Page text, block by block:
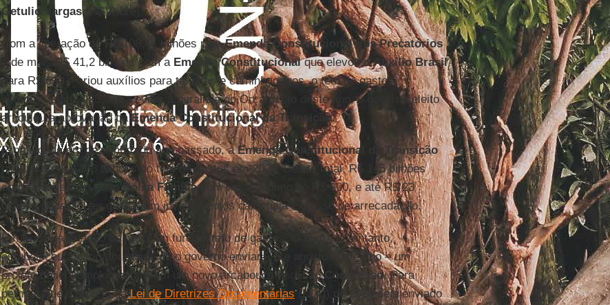
Getulio Vargas(FGV-Ibre).
Com a liberação de R$ 108,46 bilhões pelaEmenda Constitucional dos Precatórios
e de mais R$ 41,2 bilhões com a Emenda Constitucionalque elevou oAuxílio Brasil
para R$ 600 e criou auxílios para taxistas e caminhoneiros, o teto de gastos
estouraria em 2023. Para evitar a paralisia do Orçamento deste ano, o governo eleito
articulou a aprovação daEmenda Constitucional da Transição.
Promulgada em dezembro do ano passado, aEmenda Constitucional da Transição
excluiu até R$ 168 bilhões do teto de gastos em 2023. Desse total, R$ 145 bilhões
correspondem ao novoBolsa Famíliacom valor mínimo de R$ 600, e até R$ 23
bilhões poderão ser gastos em investimentos caso haja excesso de arrecadação.
Em troca da criação de mais um furo no teto de gastos. O texto, no entanto,
estabeleceu a obrigatoriedade de o governo enviar – até agosto deste ano – um
projeto de lei complementar com um novo arcabouço fiscal aoCongresso. Para
permitir que o projeto daLei de Diretrizes Orçamentárias(LDO) de 2024 seja enviado